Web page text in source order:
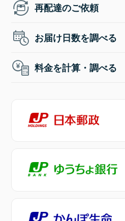
再配達のご依頼
お届け日数を調べる
料金を計算・調べる